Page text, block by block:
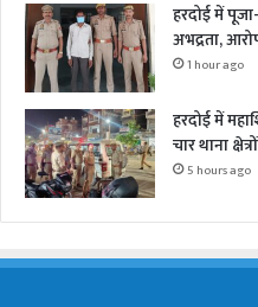
हरदोई में
अभद्रता,
1 hour ago
हरदोई में
चार थाना
5 hours ago